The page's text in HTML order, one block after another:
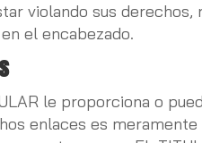
violando sus
el encabezado.
le proporciona o
enlaces es